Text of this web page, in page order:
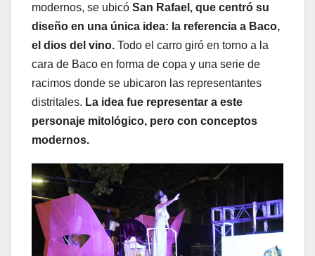
modernos, se ubicó San Rafael, que centró su
diseño en una única idea: la referencia a Baco,
el dios del vino. Todo el carro giró en torno a la
cara de Baco en forma de copa y una serie de
racimos donde se ubicaron las representantes
distritales. La idea fue representar a este
personaje mitológico, pero con conceptos
modernos.